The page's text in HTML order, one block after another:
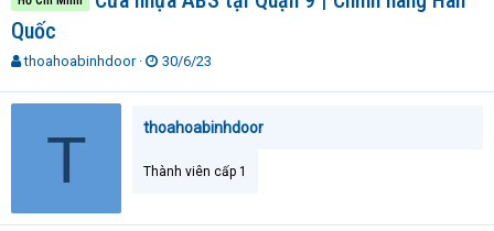
Quốc
T
r
a
thoahoabinhdoor
N
y
i
30/6/23
T thoahoabinhdoor
Thành viên cấp 1